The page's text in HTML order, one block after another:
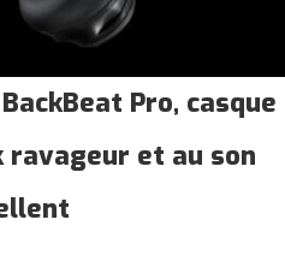
Pro, casque
et au son